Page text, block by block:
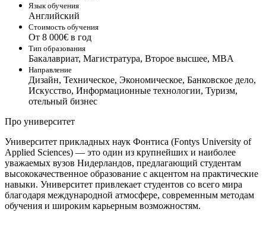
Язык обучения
Английский
Стоимость обучения
От 8 000€ в год
Тип образования
Бакалавриат, Магистратура, Второе высшее, MBA
Направление
Дизайн, Техническое, Экономическое, Банковское дело,
Искусство, Информационные технологии, Туризм,
отельный бизнес
Про университет
Университет прикладных наук Фонтиса (Fontys University of
Applied Sciences) — это один из крупнейших и наиболее
уважаемых вузов Нидерландов, предлагающий студентам
высококачественное образование с акцентом на практические
навыки. Университет привлекает студентов со всего мира
благодаря международной атмосфере, современным методам
обучения и широким карьерным возможностям.